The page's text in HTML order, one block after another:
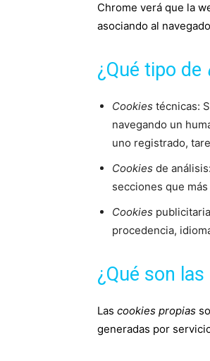
Chrome verá que la
asociando al
¿Qué tipo de
Cookies técnicas:
navegando un
uno registrado,
Cookies de
secciones que
Cookies
procedencia,
¿Qué son las
Las cookies propias
generadas por